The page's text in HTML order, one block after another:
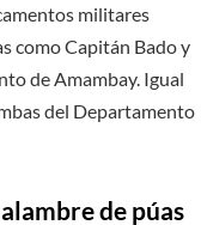
militares
como Capitán Bado y
de Amambay. Igual
del Departamento
de púas